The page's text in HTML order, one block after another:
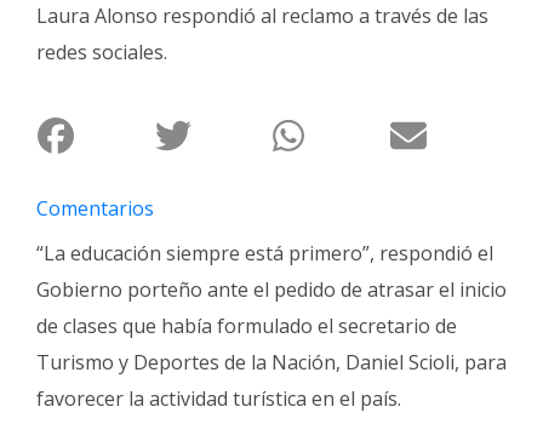
Cartelera
Familia
Fúnebres
Laura Alonso respondió al reclamo a través de las
redes sociales.
Comentarios
“La educación siempre está primero”, respondió el
Gobierno porteño ante el pedido de atrasar el inicio
de clases que había formulado el secretario de
Turismo y Deportes de la Nación, Daniel Scioli, para
favorecer la actividad turística en el país.